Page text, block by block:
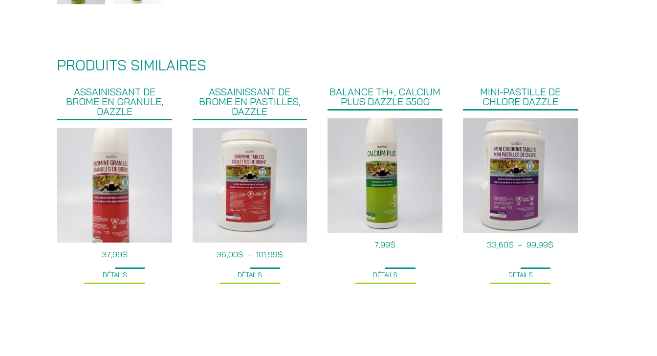
PRODUITS SIMILAIRES
ASSAINISSANT DE
BROME EN GRANULE,
DAZZLE
37,99$
DÉTAILS
ASSAINISSANT DE
BROME EN PASTILLES,
DAZZLE
36,00$ – 101,99$Plage
DÉTAILS
BALANCE TH+, CALCIUM
PLUS DAZZLE 550G
7,99$
DÉTAILS
MINI-PASTILLE DE
CHLORE DAZZLE
33,60$ – 99,99$
DÉTAILS